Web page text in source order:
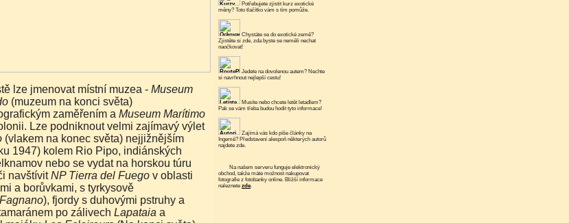
lze jmenovat místní muzea - Museum
(muzeum na konci světa)
zaměřením a Museum Marítimo
Lze podniknout velmi zajímavý výlet
(vlakem na konec světa) nejjižnějším
1947) kolem Rio Pipo, indiánských
nebo se vydat na horskou túru
navštívitNP Tierra del Fuego v oblasti
a borůvkami, s tyrkysově
Fagnano), fjordy s duhovými pstruhy a
po zálivech Lapataia a
Potřebujete zjistit kurz exotické
měny? Toto tlačítko vám s tím pomůže.
Chystáte se do exotické země?
Zjistěte si zde, zda byste se neměli nechat
naočkovat!
Jedete na dovolenou autem? Nechte
si navrhnout nejlepší cestu!
Musíte nebo chcete letět letadlem?
Pak se vám třeba budou hodit tyto informace!
Zajímá vás kdo píše články na
Ingemě? Představení alespoň některých autorů
najdete zde.
Na našem serveru funguje elektronický
obchod, takže máte možnost nakupovat
fotografie z fotobanky online. Bližší informace
naleznete zde.